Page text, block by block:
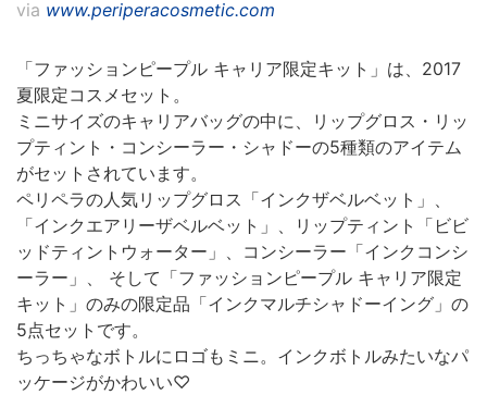
via www.periperacosmetic.com
「ファッションピープル キャリア限定キット」は、2017
夏限定コスメセット。
ミニサイズのキャリアバッグの中に、リップグロス・リッ
プティント・コンシーラー・シャドーの5種類のアイテム
がセットされています。
ペリペラの人気リップグロス「インクザベルベット」、
「インクエアリーザベルベット」、リップティント「ビビ
ッドティントウォーター」、コンシーラー「インクコンシ
ーラー」、 そして「ファッションピープル キャリア限定
キット」のみの限定品「インクマルチシャドーイング」の
5点セットです。
ちっちゃなボトルにロゴもミニ。インクボトルみたいなパ
ッケージがかわいい♡